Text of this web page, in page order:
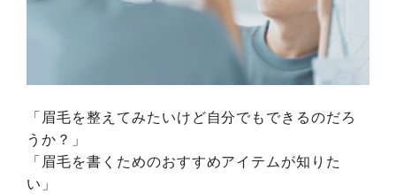
「眉毛を整えてみたいけど自分でもできるのだろ
うか？」
「眉毛を書くためのおすすめアイテムが知りた
い」